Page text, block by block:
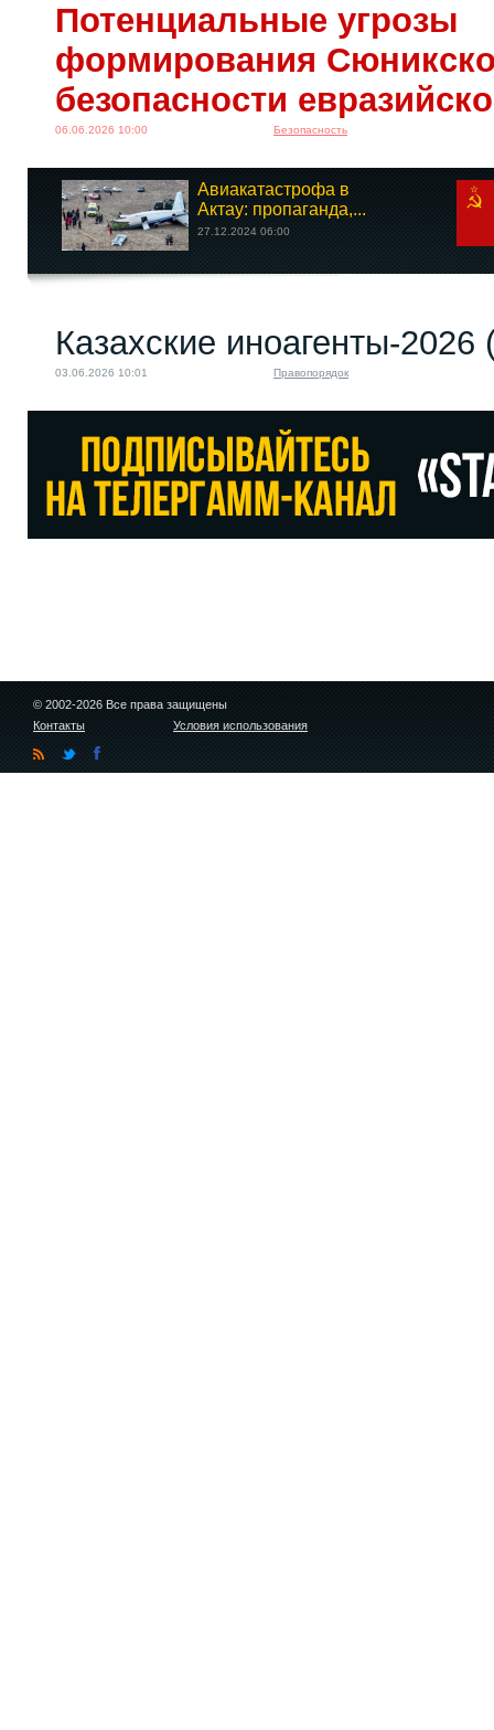
Потенциальные угрозы
формирования
безопасности
06.06.2026 10:00 Безопасность
Авиакатастрофа в
Актау: пропаганда,...
27.12.2024 06:00
Казахские иноагенты-2026
03.06.2026 10:01 Правопорядок
© 2002-2026 Все права защищены
Контакты
Условия использования